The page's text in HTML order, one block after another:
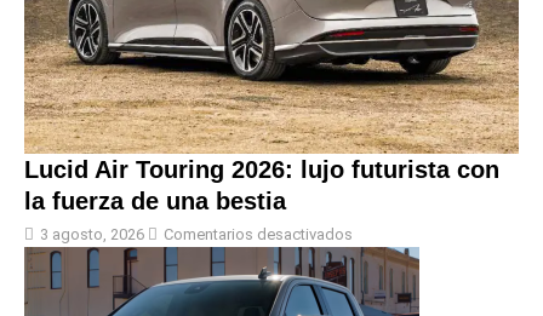
Lucid Air Touring 2026: lujo futurista con
la fuerza de una bestia
3 agosto, 2026 Comentarios desactivados